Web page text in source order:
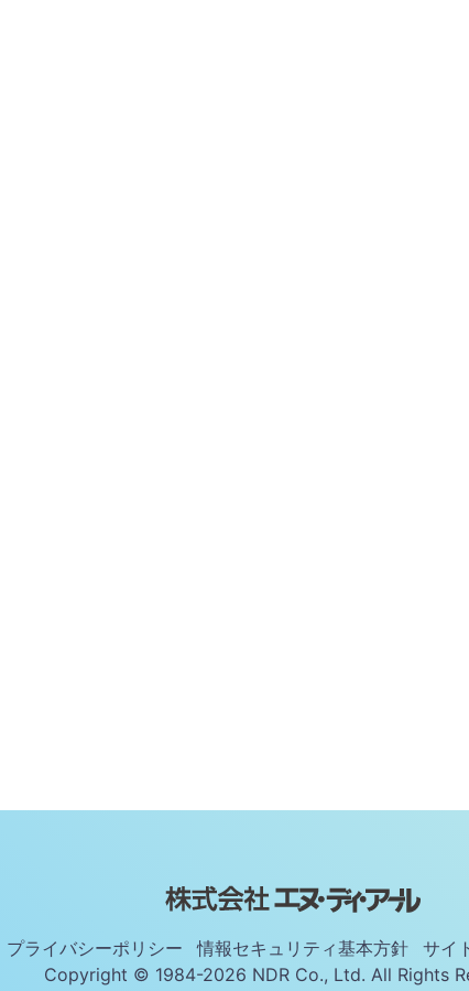
プライバシーポリシー 情報セキュリティ基本方針
サイ
Copyright © 1984-2026 NDR Co., Ltd. All Rights